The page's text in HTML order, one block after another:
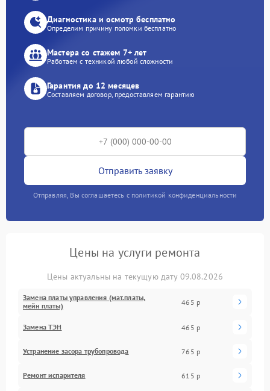
Диагностика и осмотр бесплатно
Определим причину поломки бесплатно
Мастера со стажем 7+ лет
Работаем с техникой любой сложности
Гарантия до 12 месяцев
Составляем договор, предоставляем гарантию
Отправить заявку
Отправляя, Вы соглашаетесь с политикой конфиденциальности
Цены на услуги ремонта
Цены актуальны на текущую дату 09.08.2026
Замена платы управления (мат.платы,
мейн платы)
465 р
Замена ТЭН 465 р
Устранение засора трубопровода 765 р
Ремонт испарителя 615 р